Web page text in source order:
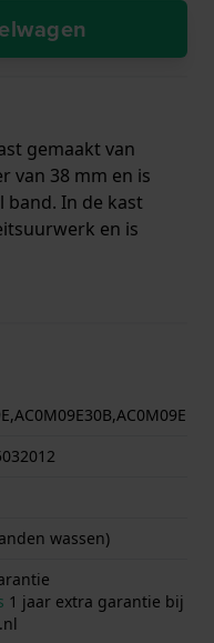
gemaakt van
van 38 mm en is
band. In de kast
en is
wassen)
1 jaar extra garantie bij